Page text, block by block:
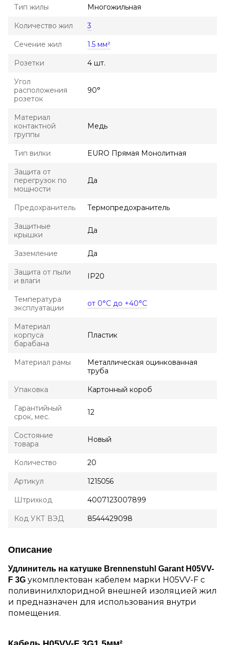
Тип жилы Многожильная
Количество жил 3
Сечение жил 1.5 мм²
Розетки 4 шт.
Угол
расположения
розеток
90°
Материал
контактной
группы
Медь
Тип вилки EURO Прямая Монолитная
Защита от
перегрузок по
мощности
Да
Предохранитель Термопредохранитель
Защитные
крышки
Да
Заземление Да
Защита от пыли
и влаги
IP20
Температура
эксплуатации
от 0°С до +40°С
Материал
корпуса
барабана
Пластик
Материал рамы
Металлическая оцинкованная
труба
Упаковка Картонный короб
Гарантийный
срок, мес.
12
Состояние
товара
Новый
Количество 20
Артикул 1215056
Штрихкод 4007123007899
Код УКТ ВЭД 8544429098
Описание
Удлинитель на катушке Brennenstuhl Garant H05VV-
F 3G укомплектован кабелем марки H05VV-F с
поливинилхлоридной внешней изоляцией жил
и предназначен для использования внутри
помещения.